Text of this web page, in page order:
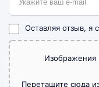
Оставляя отзыв, я
Перетащите сюда